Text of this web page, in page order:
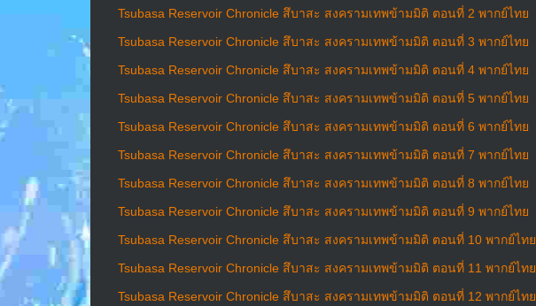
Tsubasa Reservoir Chronicle สึบาสะ สงครามเทพข้ามมิติ ตอนที่ 2 พากย์ไทย
Tsubasa Reservoir Chronicle สึบาสะ สงครามเทพข้ามมิติ ตอนที่ 3 พากย์ไทย
Tsubasa Reservoir Chronicle สึบาสะ สงครามเทพข้ามมิติ ตอนที่ 4 พากย์ไทย
Tsubasa Reservoir Chronicle สึบาสะ สงครามเทพข้ามมิติ ตอนที่ 5 พากย์ไทย
Tsubasa Reservoir Chronicle สึบาสะ สงครามเทพข้ามมิติ ตอนที่ 6 พากย์ไทย
Tsubasa Reservoir Chronicle สึบาสะ สงครามเทพข้ามมิติ ตอนที่ 7 พากย์ไทย
Tsubasa Reservoir Chronicle สึบาสะ สงครามเทพข้ามมิติ ตอนที่ 8 พากย์ไทย
Tsubasa Reservoir Chronicle สึบาสะ สงครามเทพข้ามมิติ ตอนที่ 9 พากย์ไทย
Tsubasa Reservoir Chronicle สึบาสะ สงครามเทพข้ามมิติ ตอนที่ 10 พากย์ไทย
Tsubasa Reservoir Chronicle สึบาสะ สงครามเทพข้ามมิติ ตอนที่ 11 พากย์ไทย
Tsubasa Reservoir Chronicle สึบาสะ สงครามเทพข้ามมิติ ตอนที่ 12 พากย์ไทย